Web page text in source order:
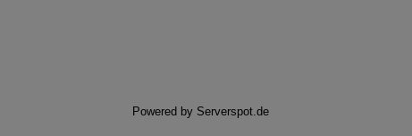
Powered by Serverspot.de